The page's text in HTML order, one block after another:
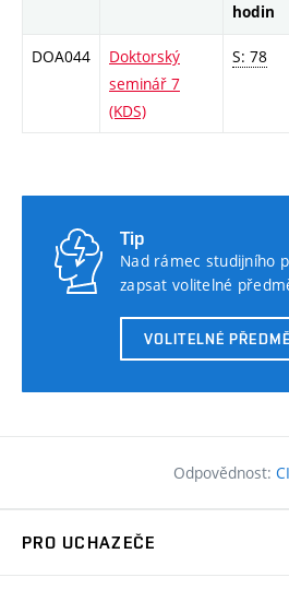
hodin
DOA044
Doktorský
seminář 7
(KDS)
S: 78
Tip
Nad rámec studijního
zapsat volitelné
VOLITELNÉ
Odpovědnost:
PRO UCHAZEČE